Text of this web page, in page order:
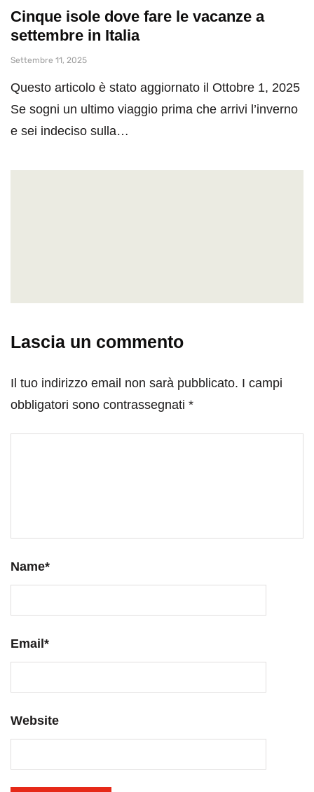
Cinque isole dove fare le vacanze a
settembre in Italia
Settembre 11, 2025
Questo articolo è stato aggiornato il Ottobre 1, 2025
Se sogni un ultimo viaggio prima che arrivi l’inverno
e sei indeciso sulla…
Lascia un commento
Il tuo indirizzo email non sarà pubblicato. I campi
obbligatori sono contrassegnati *
Name*
Email*
Website